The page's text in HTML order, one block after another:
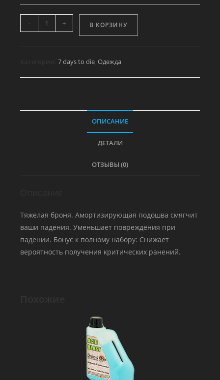
Количество
товара
Набор
- + В КОРЗИНУ
Категории:7 days to die ,Одежда
ОПИСАНИЕ
ДЕТАЛИ
ОТЗЫВЫ (0)
Тяжелая броня. Амортизирующая подошва смягчит
ваши падения. Уменьшает повреждения при
падении. Бонус к полному набору: Снижает
вероятность получения критических ранений.